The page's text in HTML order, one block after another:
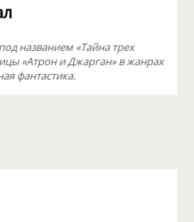
названием «Тайна трех
«Атрон и Джарган» в жанрах
фантастика.